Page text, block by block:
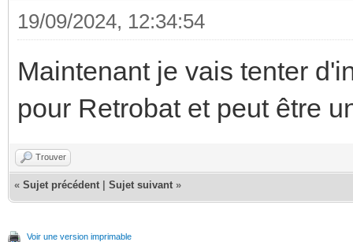
19/09/2024, 12:34:54
Maintenant je vais tenter
pour Retrobat et peut être
Trouver
« Sujet précédent Sujet suivant »
Voir une version imprimable